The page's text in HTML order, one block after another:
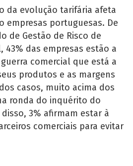
da evolução tarifária afeta
empresas portuguesas. De
de Gestão de Risco de
43% das empresas estão a
comercial que está a
produtos e as margens
casos, muito acima dos
ronda do inquérito do
3% afirmam estar à
comerciais para evitar